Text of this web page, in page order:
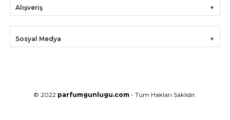
Alışveriş
Sosyal Medya
© 2022 parfumgunlugu.com - Tüm Hakları Saklıdır.